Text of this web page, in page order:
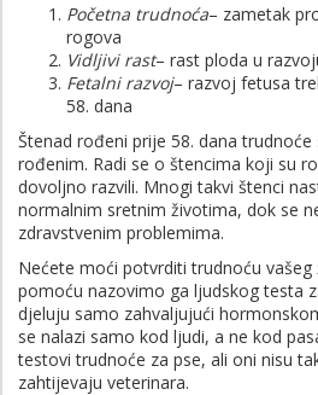
Početna trudnoća– zametak
rogova
Vidljivi rast– rast ploda u
Fetalni razvoj– razvoj fetusa
58. dana
Štenad rođeni prije 58. dana
rođenim. Radi se o štencima koji su
dovoljno razvili. Mnogi takvi štenci
normalnim sretnim životima, dok se
zdravstvenim problemima.
Nećete moći potvrditi trudnoću vašeg
pomoću nazovimo ga ljudskog testa
djeluju samo zahvaljujući
se nalazi samo kod ljudi, a ne kod
testovi trudnoće za pse, ali oni nisu
zahtijevaju veterinara.